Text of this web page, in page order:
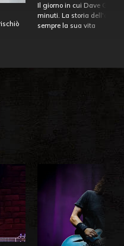
Il giorno in cui Dave
minuti. La storia
sempre la sua vita